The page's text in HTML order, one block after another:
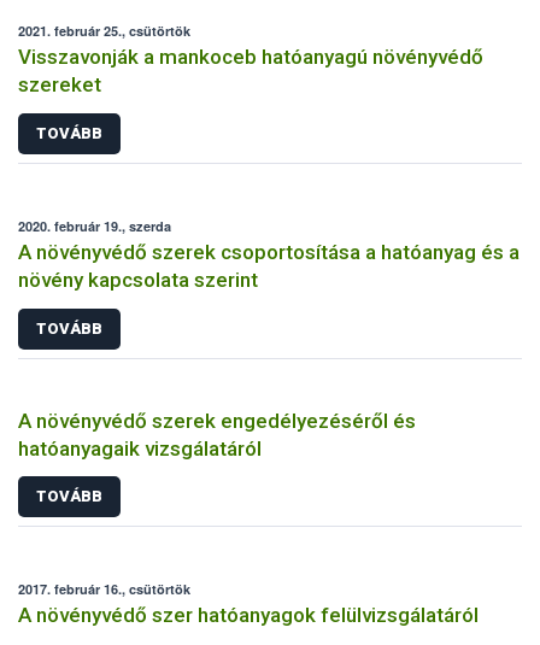
2021. február 25., csütörtök
Visszavonják a mankoceb hatóanyagú növényvédő
szereket
TOVÁBB
2020. február 19., szerda
A növényvédő szerek csoportosítása a hatóanyag és a
növény kapcsolata szerint
TOVÁBB
A növényvédő szerek engedélyezéséről és
hatóanyagaik vizsgálatáról
TOVÁBB
2017. február 16., csütörtök
A növényvédő szer hatóanyagok felülvizsgálatáról